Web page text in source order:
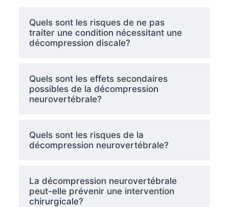
Quels sont les risques de ne pas
traiter une condition nécessitant une
décompression discale?
Quels sont les effets secondaires
possibles de la décompression
neurovertébrale?
Quels sont les risques de la
décompression neurovertébrale?
La décompression neurovertébrale
peut-elle prévenir une intervention
chirurgicale?